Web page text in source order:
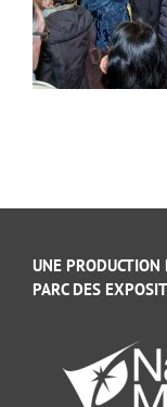
UNE
PARC DES